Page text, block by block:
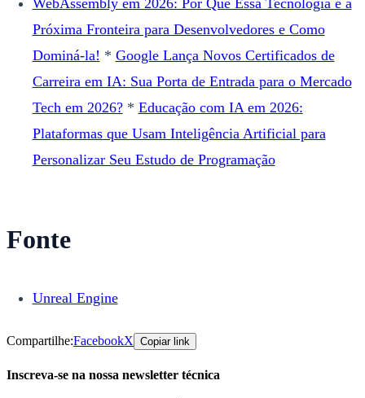
WebAssembly em 2026: Por Que Essa Tecnologia é a
Próxima Fronteira para Desenvolvedores e Como
Dominá-la! * Google Lança Novos Certificados de
Carreira em IA: Sua Porta de Entrada para o Mercado
Tech em 2026?* Educação com IA em 2026:
Plataformas que Usam Inteligência Artificial para
Personalizar Seu Estudo de Programação
Fonte
Unreal Engine
Compartilhe:FacebookX Copiar link
Inscreva-se na nossa newsletter técnica